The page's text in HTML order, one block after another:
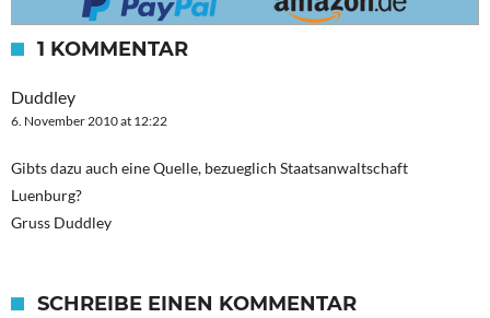
1 KOMMENTAR
Duddley
6. November 2010 at 12:22
Gibts dazu auch eine Quelle, bezueglich Staatsanwaltschaft
Luenburg?
Gruss Duddley
SCHREIBE EINEN KOMMENTAR